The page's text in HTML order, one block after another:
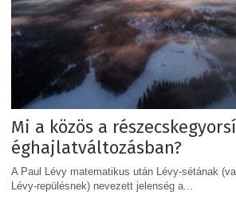
Mi a közös a
éghajlatváltozásban?
A Paul Lévy matematikus után Lévy-sétának
Lévy-repülésnek) nevezett jelenség a...